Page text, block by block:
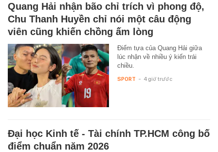
Quang Hải nhận bão chỉ trích vì phong độ,
Chu Thanh Huyền chỉ nói một câu động
viên cũng khiến chồng ấm lòng
Điểm tựa của Quang Hải giữa
lúc nhận về nhiều ý kiến trái
chiều.
SPORT - 4 giờ trước
Đại học Kinh tế - Tài chính TP.HCM công bố
điểm chuẩn năm 2026